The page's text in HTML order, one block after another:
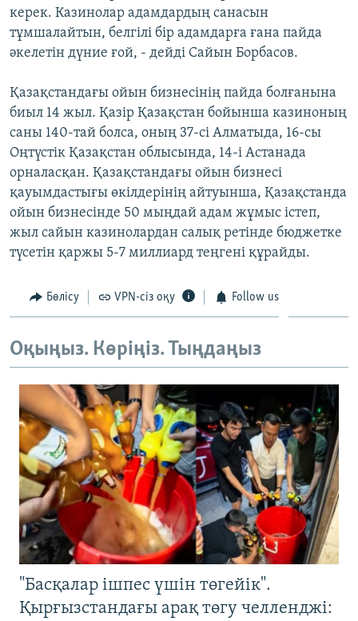
керек. Казинолар адамдардың санасын
тұмшалайтын, белгілі бір адамдарға ғана пайда
әкелетін дүние ғой, - дейді Сайын Борбасов.
Қазақстандағы ойын бизнесінің пайда болғанына
биыл 14 жыл. Қазір Қазақстан бойынша казиноның
саны 140-тай болса, оның 37-сі Алматыда, 16-сы
Оңтүстік Қазақстан облысында, 14-і Астанада
орналасқан. Қазақстандағы ойын бизнесі
қауымдастығы өкілдерінің айтуынша, Қазақстанда
ойын бизнесінде 50 мыңдай адам жұмыс істеп,
жыл сайын казинолардан салық ретінде бюджетке
түсетін қаржы 5-7 миллиард теңгені құрайды.
Бөлісу VPN-сіз оқу Follow us
Оқыңыз. Көріңіз. Тыңдаңыз
"Басқалар ішпес үшін төгейік".
Қырғызстандағы арақ төгу челленджі: